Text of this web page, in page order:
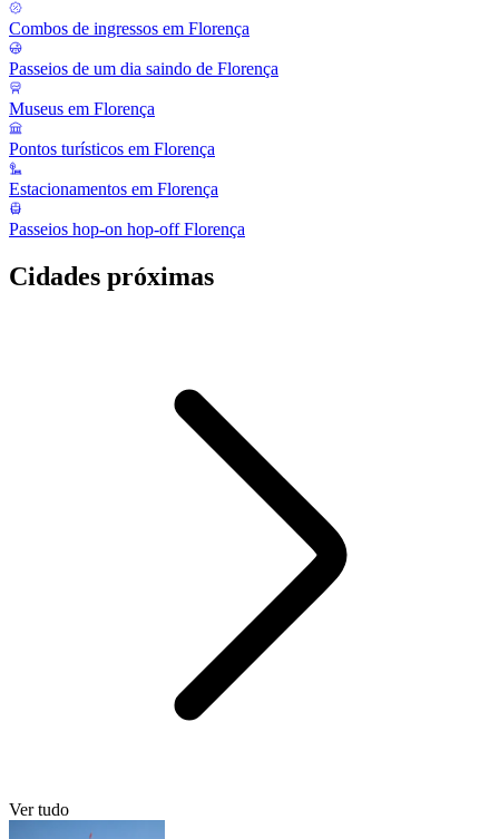
Combos de ingressos em Florença
Passeios de um dia saindo de Florença
Museus em Florença
Pontos turísticos em Florença
Estacionamentos em Florença
Passeios hop-on hop-off Florença
Cidades próximas
Ver tudo